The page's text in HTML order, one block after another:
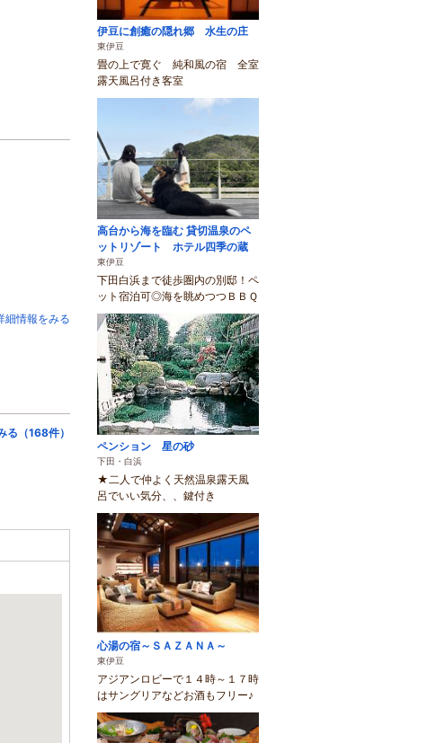
細情報をみる
る（168件）
伊豆に創癒の隠れ郷 水生の庄
東伊豆
畳の上で寛ぐ 純和風の宿 全室
露天風呂付き客室
高台から海を臨む 貸切温泉のペ
ットリゾート ホテル四季の蔵
東伊豆
下田白浜まで徒歩圏内の別邸！ペ
ット宿泊可◎海を眺めつつＢＢＱ
ペンション 星の砂
下田・白浜
★二人で仲よく天然温泉露天風
呂でいい気分、、鍵付き
心湯の宿～ＳＡＺＡＮＡ～
東伊豆
アジアンロビーで１４時～１７時
はサングリアなどお酒もフリー♪